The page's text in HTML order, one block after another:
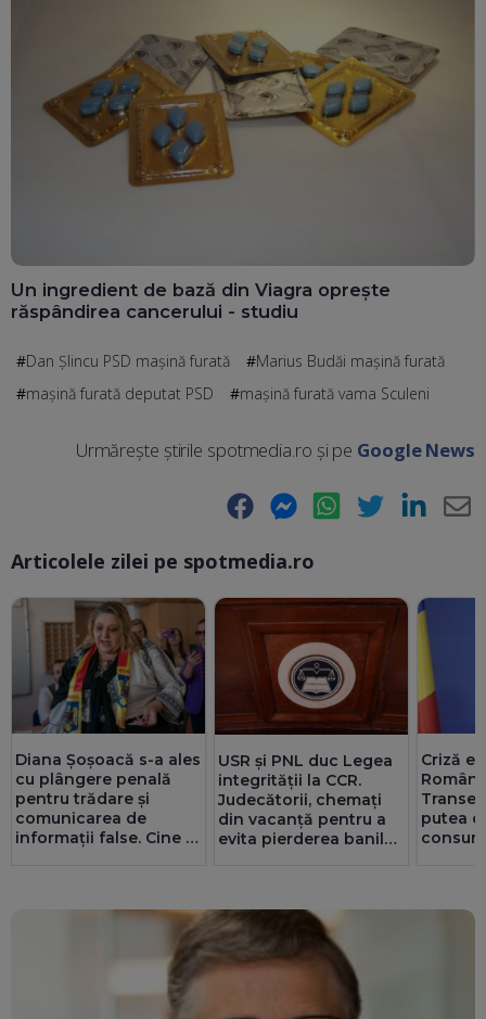
Un ingredient de bază din Viagra oprește
răspândirea cancerului - studiu
Dan Șlincu PSD mașină furată
Marius Budăi mașină furată
mașină furată deputat PSD
mașină furată vama Sculeni
Urmărește știrile spotmedia.ro și pe Google News
Facebook Messenger WhatsApp Twitter LinkedIn
Articolele zilei pe spotmedia.ro
Diana Șoșoacă s-a ales
cu plângere penală
pentru trădare și
comunicarea de
informații false. Cine și
USR și PNL duc Legea
integrității la CCR.
Judecătorii, chemați
din vacanță pentru a
evita pierderea banilor
Criză
putea